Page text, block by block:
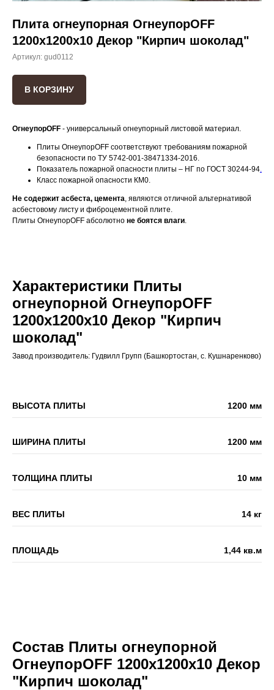
Плита огнеупорная ОгнеупорOFF
1200x1200x10 Декор "Кирпич шоколад"
Артикул: gud0112
В КОРЗИНУ
ОгнеупорOFF - универсальный огнеупорный листовой материал.
Плиты ОгнеупорOFF соответствуют требованиям пожарной
безопасности по ТУ 5742-001-38471334-2016.
Показатель пожарной опасности плиты – НГ по ГОСТ 30244-94.
Класс пожарной опасности КМ0.
Не содержит асбеста, цемента, являются отличной альтернативой
асбестовому листу и фиброцементной плите.
Плиты ОгнеупорOFF абсолютно не боятся влаги.
Характеристики Плиты
огнеупорной ОгнеупорOFF
1200x1200x10 Декор "Кирпич
шоколад"
Завод производитель: Гудвилл Групп (Башкортостан, с. Кушнаренково)
ВЫСОТА ПЛИТЫ 1200 мм
ШИРИНА ПЛИТЫ 1200 мм
ТОЛЩИНА ПЛИТЫ 10 мм
ВЕС ПЛИТЫ 14 кг
ПЛОЩАДЬ 1,44 кв.м
Состав Плиты огнеупорной
ОгнеупорOFF 1200x1200x10 Декор
"Кирпич шоколад"